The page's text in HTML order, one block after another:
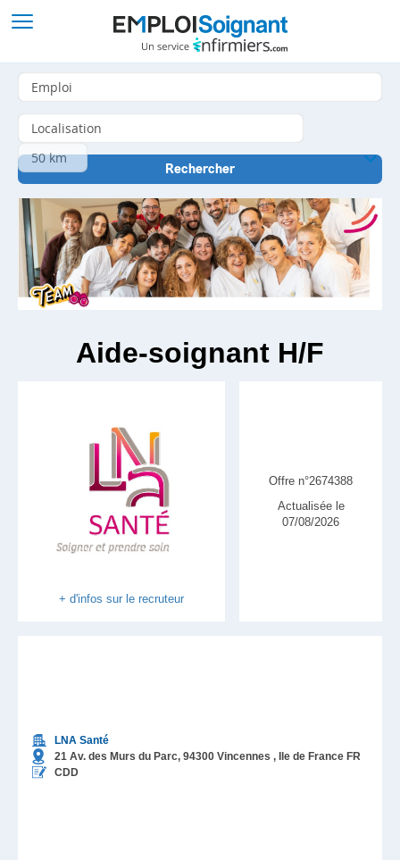
Aide-soignant H/F
+ d'infos sur le recruteur
LNA Santé
21 Av. des Murs du Parc, 94300 Vincennes , Ile de France FR
CDD
Offre n°2674388
Actualisée le
07/08/2026